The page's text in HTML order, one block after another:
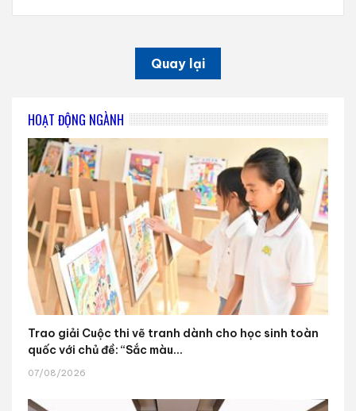
Quay lại
HOẠT ĐỘNG NGÀNH
Trao giải Cuộc thi vẽ tranh dành cho học sinh toàn
quốc với chủ đề: “Sắc màu...
07/08/2026